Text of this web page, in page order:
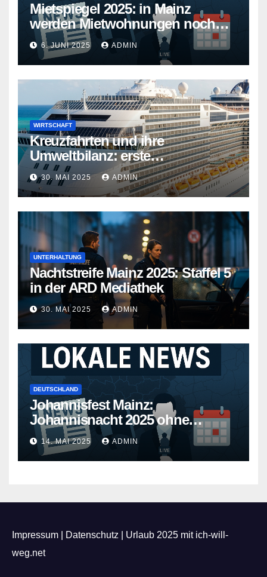
Mietspiegel 2025: in Mainz
werden Mietwohnungen noch
teurer
6. JUNI 2025 ADMIN
WIRTSCHAFT
Kreuzfahrten und ihre
Umweltbilanz: erste
Kreuzfahrtschiffe gehen neue
Wege
30. MAI 2025 ADMIN
UNTERHALTUNG
Nachtstreife Mainz 2025: Staffel 5
in der ARD Mediathek
30. MAI 2025 ADMIN
DEUTSCHLAND
Johannisfest Mainz:
Johannisnacht 2025 ohne
Feuerwerk
14. MAI 2025 ADMIN
Impressum Datenschutz
Urlaub 2025 mit ich-will-
weg.net